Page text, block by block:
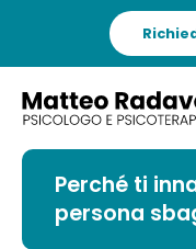
Perché ti
persona